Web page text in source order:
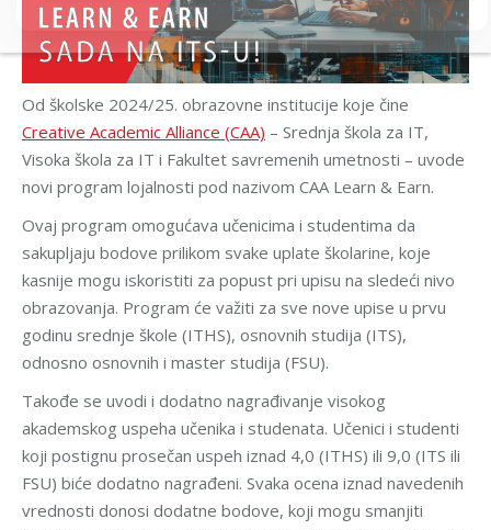
Od školske 2024/25. obrazovne institucije koje čine
Creative Academic Alliance (CAA) – Srednja škola za IT,
Visoka škola za IT i Fakultet savremenih umetnosti – uvode
novi program lojalnosti pod nazivom CAA Learn & Earn.
Ovaj program omogućava učenicima i studentima da
sakupljaju bodove prilikom svake uplate školarine, koje
kasnije mogu iskoristiti za popust pri upisu na sledeći nivo
obrazovanja. Program će važiti za sve nove upise u prvu
godinu srednje škole (ITHS), osnovnih studija (ITS),
odnosno osnovnih i master studija (FSU).
Takođe se uvodi i dodatno nagrađivanje visokog
akademskog uspeha učenika i studenata. Učenici i studenti
koji postignu prosečan uspeh iznad 4,0 (ITHS) ili 9,0 (ITS ili
FSU) biće dodatno nagrađeni. Svaka ocena iznad navedenih
vrednosti donosi dodatne bodove, koji mogu smanjiti